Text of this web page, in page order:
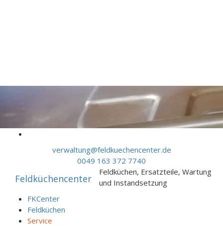
verwaltung@feldkuechencenter.de
0049 163 372 7740
Feldküchencenter
Feldküchen, Ersatzteile, Wartung
und Instandsetzung
FKCenter
Feldküchen
Service